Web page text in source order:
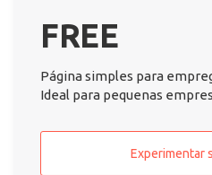
FREE
Página simples para
Ideal para pequenas
Experimentar